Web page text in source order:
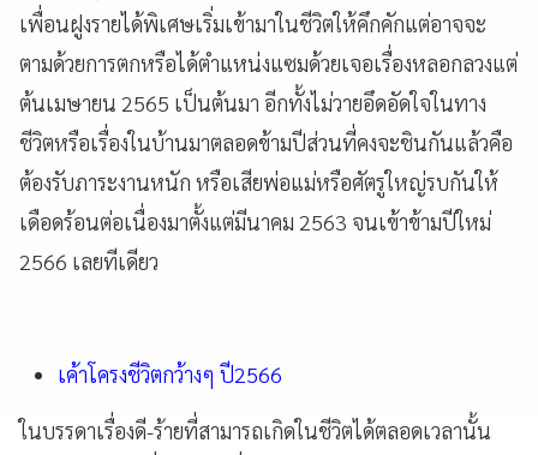
เพื่อนฝูงรายได้พิเศษเริ่มเข้ามาในชีวิตให้คึกคักแต่อาจจะ
ตามด้วยการตกหรือได้ตำแหน่งแซมด้วยเจอเรื่องหลอกลวงแต่
ต้นเมษายน 2565 เป็นต้นมา อีกทั้งไม่วายอึดอัดใจในทาง
ชีวิตหรือเรื่องในบ้านมาตลอดข้ามปีส่วนที่คงจะชินกันแล้วคือ
ต้องรับภาระงานหนัก หรือเสียพ่อแม่หรือศัตรูใหญ่รบกันให้
เดือดร้อนต่อเนื่องมาตั้งแต่มีนาคม 2563 จนเข้าข้ามปีใหม่
2566 เลยทีเดียว
เค้าโครงชีวิตกว้างๆ ปี2566
ในบรรดาเรื่องดี-ร้ายที่สามารถเกิดในชีวิตได้ตลอดเวลานั้น